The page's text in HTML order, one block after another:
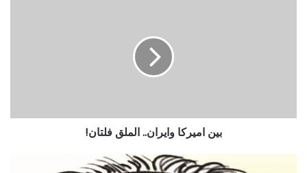
بين اميركا وايران.. الملق فلتان!